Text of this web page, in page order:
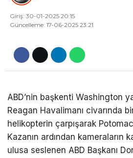
EKONOMI
POLITIKA
EĞITIM
DIĞER
Giriş: 30-01-2025 20:15
Güncelleme: 17-06-2025 23:21
ABD’nin başkenti Washington
Reagan Havalimanı civarında
helikopterin çarpışarak
Kazanın ardından kameraların
ulusa seslenen ABD Başkanı